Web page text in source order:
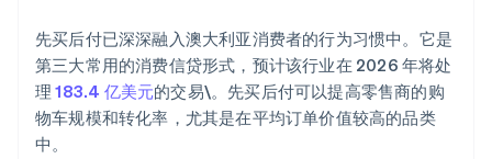
先买后付已深深融入澳大利亚消费者的行为习惯中。它是
第三大常用的消费信贷形式，预计该行业在 2026 年将处
理183.4 亿美元的交易\。先买后付可以提高零售商的购
物车规模和转化率，尤其是在平均订单价值较高的品类
中。